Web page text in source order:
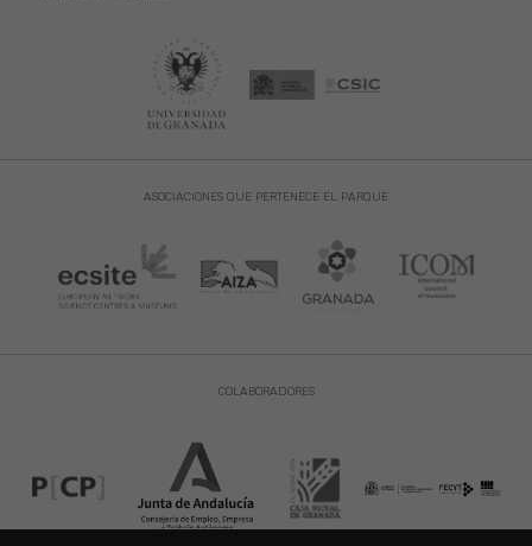
ASOCIACIONES QUE PERTENECE EL PARQUE
COLABORADORES